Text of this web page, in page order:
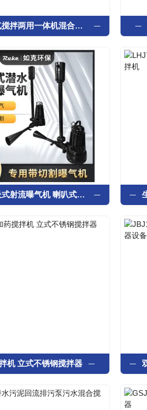
深水曝气搅拌两用一体机混合设备
水下自吸式射流曝气机 喇叭式曝气器
机 立式不锈钢搅拌器